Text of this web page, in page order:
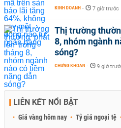
KINH DOANH - 7 giờ trước
Thị trường
8, nhóm ngành
sóng?
CHỨNG KHOÁN - 9 giờ
LIÊN KẾT NỔI BẬT
Giá vàng hôm nay Tỷ giá ngoại tệ